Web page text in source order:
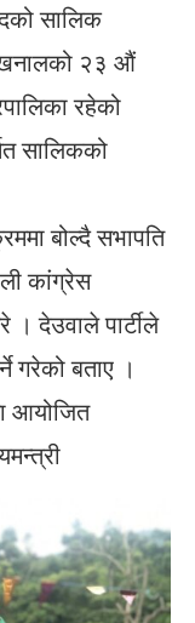
सालिक
२३ औं
रहेको
सालिकको
बोल्दै सभापति
कांग्रेस
देउवाले पार्टीले
गरेको बताए ।
आयोजित